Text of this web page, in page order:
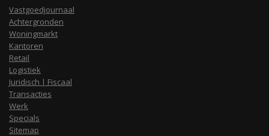
Vastgoedjournaal
Achtergronden
Woningmarkt
Kantoren
Retail
Logistiek
Juridisch | Fiscaal
Transacties
Werk
Specials
Sitemap